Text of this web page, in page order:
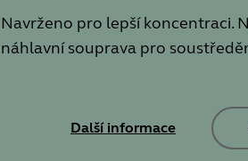
Navrženo pro lepší koncentraci.
náhlavní souprava pro
Další informace